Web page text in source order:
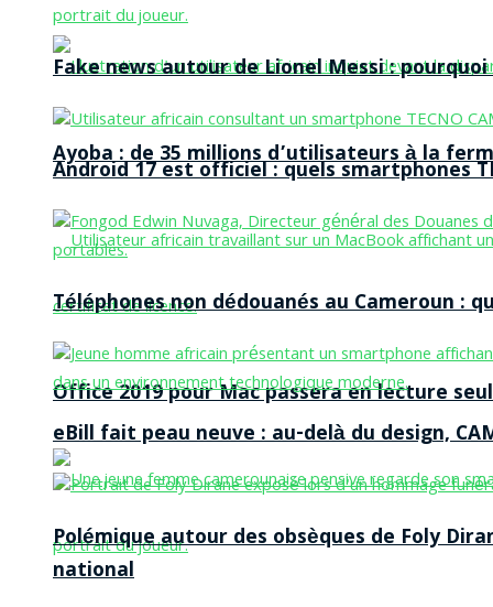
Ayoba : de 35 millions d’utilisateurs à la
Office 2019 pour Mac passera en lecture
Fake news autour de Lionel Messi :
Android 17 est officiel : quels smartphones
Téléphones non dédouanés au Cameroun :
eBill fait peau neuve : au-delà du design,
Polémique autour des obsèques de Foly
national